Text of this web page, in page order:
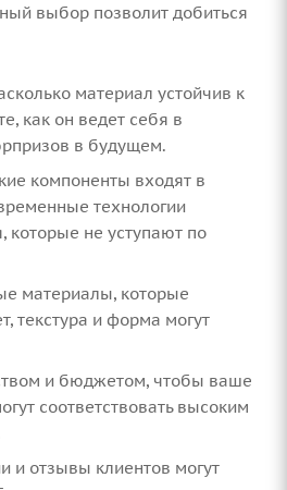
выбор позволит добиться
материал устойчив к
как он ведет себя в
в будущем.
компоненты входят в
технологии
не уступают по
материалы, которые
текстура и форма могут
и бюджетом, чтобы ваше
соответствовать высоким
и отзывы клиентов могут